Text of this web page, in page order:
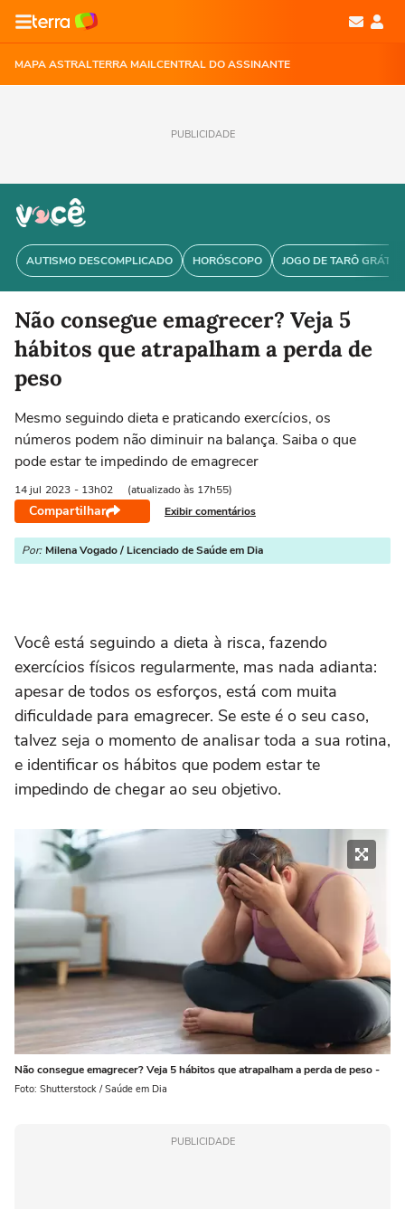
MAPA ASTRALTERRA MAILCENTRAL DO ASSINANTE
PUBLICIDADE
AUTISMO DESCOMPLICADO HORÓSCOPO JOGO DE TARÔ GRÁTIS
Não consegue emagrecer? Veja 5
hábitos que atrapalham a perda de
peso
Mesmo seguindo dieta e praticando exercícios, os
números podem não diminuir na balança. Saiba o que
pode estar te impedindo de emagrecer
14 jul 2023 - 13h02 (atualizado às 17h55)
Compartilhar Exibir comentários
Por: Milena Vogado / Licenciado de Saúde em Dia
Você está seguindo a dieta à risca, fazendo
exercícios físicos regularmente, mas nada adianta:
apesar de todos os esforços, está com muita
dificuldade para emagrecer. Se este é o seu caso,
talvez seja o momento de analisar toda a sua rotina,
e identificar os hábitos que podem estar te
impedindo de chegar ao seu objetivo.
Não consegue emagrecer? Veja 5 hábitos que atrapalham a perda de peso -
Foto: Shutterstock / Saúde em Dia
PUBLICIDADE